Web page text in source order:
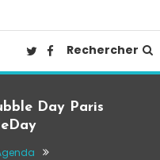
Rechercher
Day Paris